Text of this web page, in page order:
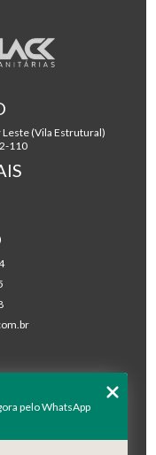
Leste (Vila Estrutural)
110
pelo WhatsApp